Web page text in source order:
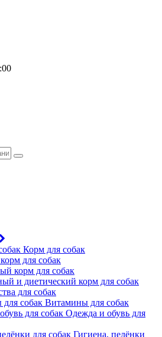
Корм для собак
для собак
корм для собак
и диетический корм для собак
для собак
Витамины для собак
Одежда и обувь для
Гигиена, пелёнки